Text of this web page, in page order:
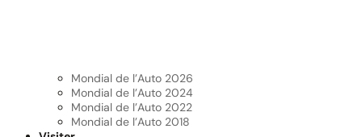
Mondial de l’Auto 2026
Mondial de l’Auto 2024
Mondial de l’Auto 2022
Mondial de l’Auto 2018